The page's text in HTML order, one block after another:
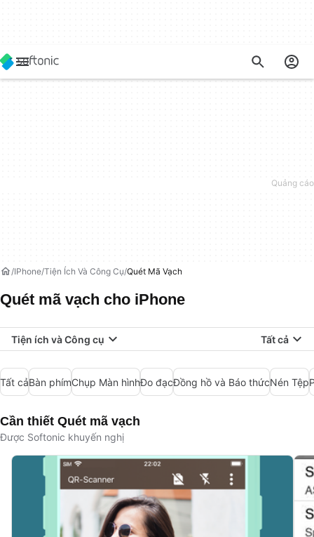
IPhone Tiện Ích Và Công Cụ Quét Mã Vạch
Quét mã vạch cho iPhone
Tiện ích và Công cụ Tất cả
Tất cảBàn phímChụp Màn hìnhĐo đạcĐồng hồ và Báo thứcNén Tệp
Cần thiết Quét mã vạch
Được Softonic khuyến nghị